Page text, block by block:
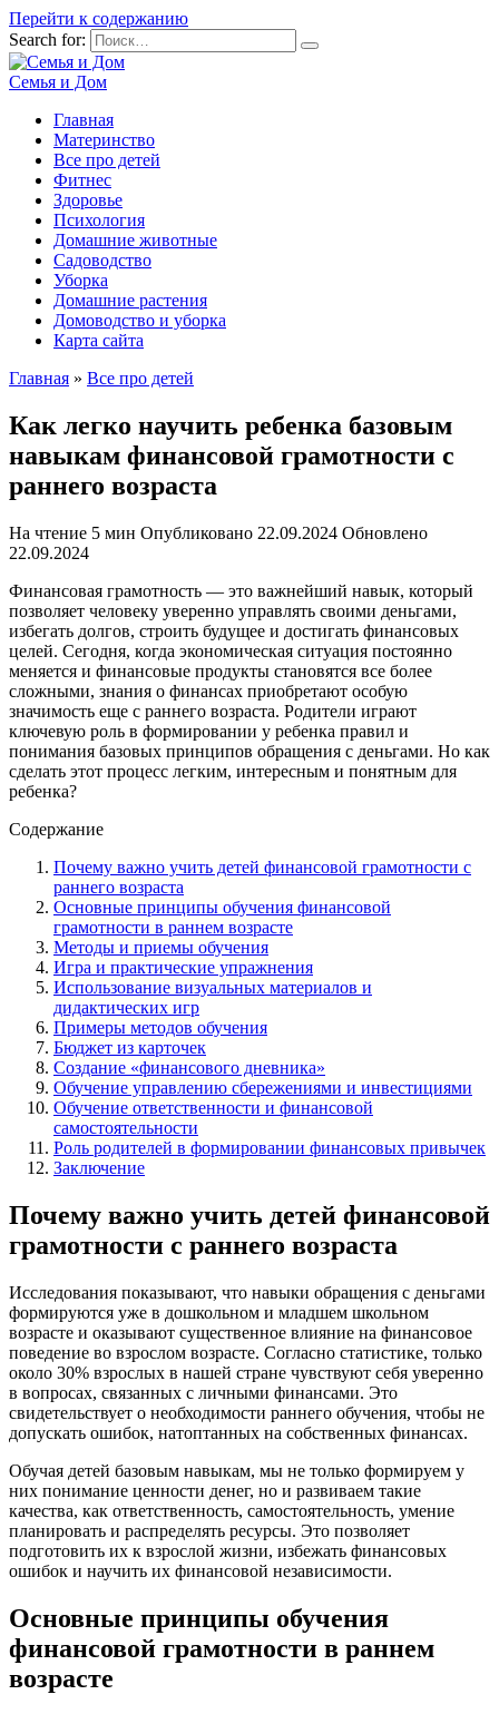
Перейти к содержанию
Search for:
Семья и Дом
Главная
Материнство
Все про детей
Фитнес
Здоровье
Психология
Домашние животные
Садоводство
Уборка
Домашние растения
Домоводство и уборка
Карта сайта
Главная » Все про детей
Как легко научить ребенка базовым
навыкам финансовой грамотности с
раннего возраста
На чтение 5 мин Опубликовано 22.09.2024 Обновлено
22.09.2024
Финансовая грамотность — это важнейший навык, который
позволяет человеку уверенно управлять своими деньгами,
избегать долгов, строить будущее и достигать финансовых
целей. Сегодня, когда экономическая ситуация постоянно
меняется и финансовые продукты становятся все более
сложными, знания о финансах приобретают особую
значимость еще с раннего возраста. Родители играют
ключевую роль в формировании у ребенка правил и
понимания базовых принципов обращения с деньгами. Но как
сделать этот процесс легким, интересным и понятным для
ребенка?
Содержание
Почему важно учить детей финансовой грамотности с
раннего возраста
Основные принципы обучения финансовой
грамотности в раннем возрасте
Методы и приемы обучения
Игра и практические упражнения
Использование визуальных материалов и
дидактических игр
Примеры методов обучения
Бюджет из карточек
Создание «финансового дневника»
Обучение управлению сбережениями и инвестициями
Обучение ответственности и финансовой
самостоятельности
Роль родителей в формировании финансовых привычек
Заключение
Почему важно учить детей финансовой
грамотности с раннего возраста
Исследования показывают, что навыки обращения с деньгами
формируются уже в дошкольном и младшем школьном
возрасте и оказывают существенное влияние на финансовое
поведение во взрослом возрасте. Согласно статистике, только
около 30% взрослых в нашей стране чувствуют себя уверенно
в вопросах, связанных с личными финансами. Это
свидетельствует о необходимости раннего обучения, чтобы не
допускать ошибок, натоптанных на собственных финансах.
Обучая детей базовым навыкам, мы не только формируем у
них понимание ценности денег, но и развиваем такие
качества, как ответственность, самостоятельность, умение
планировать и распределять ресурсы. Это позволяет
подготовить их к взрослой жизни, избежать финансовых
ошибок и научить их финансовой независимости.
Основные принципы обучения
финансовой грамотности в раннем
возрасте